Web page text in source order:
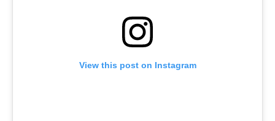
View this post on Instagram